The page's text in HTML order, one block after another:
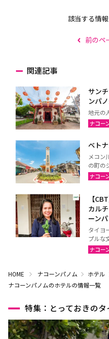
該当する情
前のペ
関連記事
サン
ンパ
地元の
ナコー
ベト
メコン
の町の
ナコー
【
カル
ーン
タイヨ
プルな
ナコー
HOME ナコーンパノム
ホテル
ナコーンパノムのホテルの情報一覧
特集：とっておきのタ